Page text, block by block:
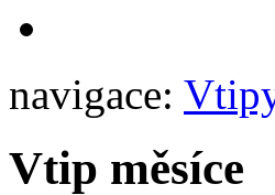
navigace:
Vtip měsíce